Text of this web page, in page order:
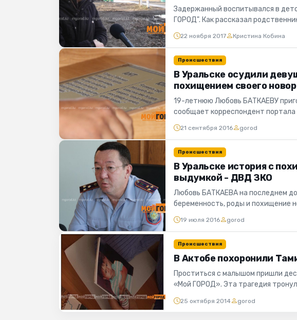
Задержанный воспитывался в
ГОРОД". Как рассказал
задержанный воспитывался в...
22 ноября 2017 Кристина Кобина
Происшествия
В Уральске осудили
похищением своего
19-летнюю Любовь БАТКАЕВУ
сообщает корреспондент
Как рассказали в ур...
21 сентября 2016 gorod
Происшествия
В Уральске история с
выдумкой - ДВД ЗКО
Любовь БАТКАЕВА на последнем
беременность, роды и похищение
портала "Мой ГОРОД"...
19 июля 2016 gorod
Происшествия
В Актобе похоронили
Проститься с малышом пришли
«Мой ГОРОД». Эта трагедия
25 октября 2014 gorod